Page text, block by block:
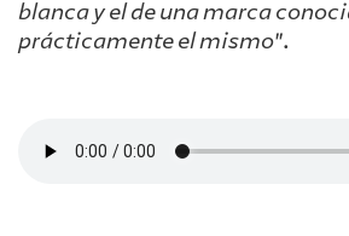
blanca y el de una marca
prácticamente el mismo”.